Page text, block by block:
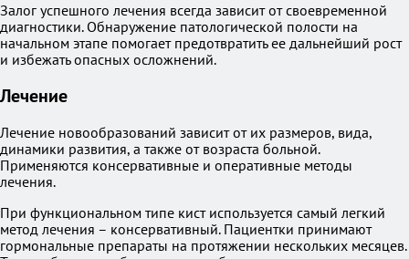
Залог успешного лечения всегда зависит от своевременной
диагностики. Обнаружение патологической полости на
начальном этапе помогает предотвратить ее дальнейший рост
и избежать опасных осложнений.
Лечение
Лечение новообразований зависит от их размеров, вида,
динамики развития, а также от возраста больной.
Применяются консервативные и оперативные методы
лечения.
При функциональном типе кист используется самый легкий
метод лечения – консервативный. Пациентки принимают
гормональные препараты на протяжении нескольких месяцев.